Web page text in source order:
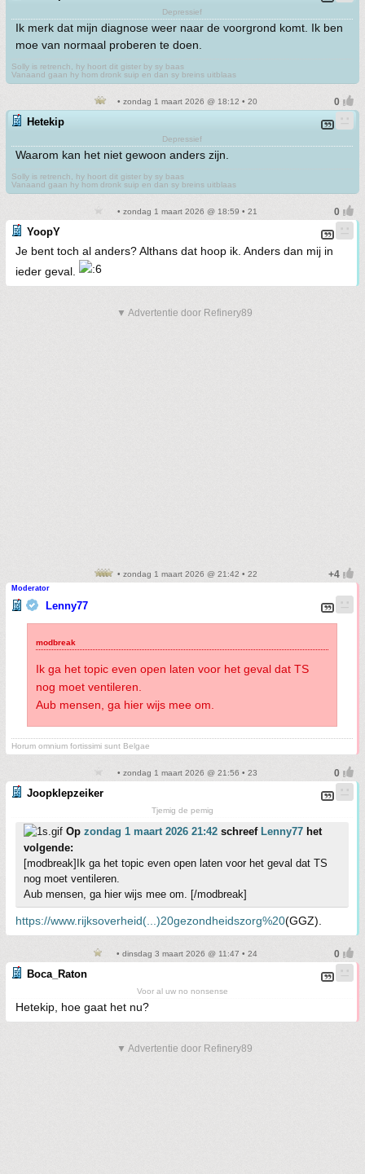
Depressief
Ik merk dat mijn diagnose weer naar de voorgrond komt. Ik ben
moe van normaal proberen te doen.
Solly is retrench, hy hoort dit gister by sy baas
Vanaand gaan hy hom dronk suip en dan sy breins uitblaas
• zondag 1 maart 2026 @ 18:12 • 20
Hetekip
Depressief
Waarom kan het niet gewoon anders zijn.
Solly is retrench, hy hoort dit gister by sy baas
Vanaand gaan hy hom dronk suip en dan sy breins uitblaas
• zondag 1 maart 2026 @ 18:59 • 21
YoopY
Je bent toch al anders? Althans dat hoop ik. Anders dan mij in
ieder geval.
▼ Advertentie door Refinery89
• zondag 1 maart 2026 @ 21:42 • 22
Moderator
Lenny77
Ik ga het topic even open laten voor het geval dat TS
nog moet ventileren.
Aub mensen, ga hier wijs mee om.
Horum omnium fortissimi sunt Belgae
• zondag 1 maart 2026 @ 21:56 • 23
Joopklepzeiker
Tjemig de pemig
Op zondag 1 maart 2026 21:42 schreef Lenny77 het
volgende:
[modbreak]Ik ga het topic even open laten voor het geval dat TS
nog moet ventileren.
Aub mensen, ga hier wijs mee om. [/modbreak]
https://www.rijksoverheid(...)20gezondheidszorg%20(GGZ).
• dinsdag 3 maart 2026 @ 11:47 • 24
Boca_Raton
Voor al uw no nonsense
Hetekip, hoe gaat het nu?
▼ Advertentie door Refinery89